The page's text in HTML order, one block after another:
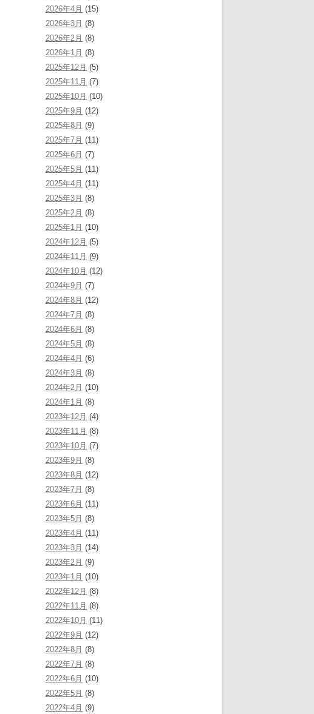
2026年4月 (15)
2026年3月 (8)
2026年2月 (8)
2026年1月 (8)
2025年12月 (5)
2025年11月 (7)
2025年10月 (10)
2025年9月 (12)
2025年8月 (9)
2025年7月 (11)
2025年6月 (7)
2025年5月 (11)
2025年4月 (11)
2025年3月 (8)
2025年2月 (8)
2025年1月 (10)
2024年12月 (5)
2024年11月 (9)
2024年10月 (12)
2024年9月 (7)
2024年8月 (12)
2024年7月 (8)
2024年6月 (8)
2024年5月 (8)
2024年4月 (6)
2024年3月 (8)
2024年2月 (10)
2024年1月 (8)
2023年12月 (4)
2023年11月 (8)
2023年10月 (7)
2023年9月 (8)
2023年8月 (12)
2023年7月 (8)
2023年6月 (11)
2023年5月 (8)
2023年4月 (11)
2023年3月 (14)
2023年2月 (9)
2023年1月 (10)
2022年12月 (8)
2022年11月 (8)
2022年10月 (11)
2022年9月 (12)
2022年8月 (8)
2022年7月 (8)
2022年6月 (10)
2022年5月 (8)
2022年4月 (9)